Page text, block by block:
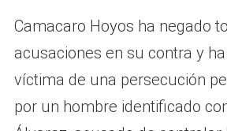
Camacaro Hoyos ha negado
acusaciones en su contra y
víctima de una persecución
por un hombre identificado